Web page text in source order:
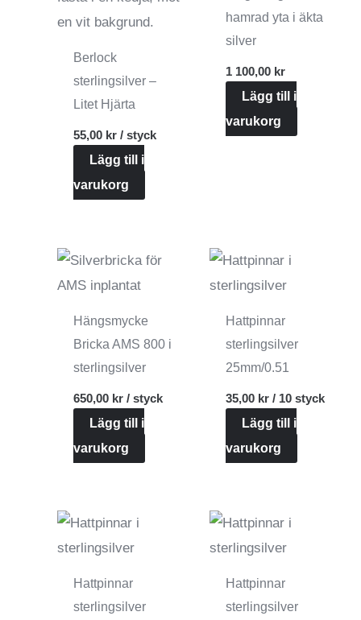
väljas
Berlock
sterlingsilver –
Litet Hjärta
55,00 kr / styck
Lägg till i
varukorg
hamrad yta i äkta
silver
1 100,00 kr
Lägg till i
varukorg
Hängsmycke
Bricka AMS 800 i
sterlingsilver
650,00 kr / styck
Lägg till i
varukorg
Hattpinnar
sterlingsilver
25mm/0.51
35,00 kr/ 10 styck
Lägg till i
varukorg
Hattpinnar
sterlingsilver
Hattpinnar
sterlingsilver